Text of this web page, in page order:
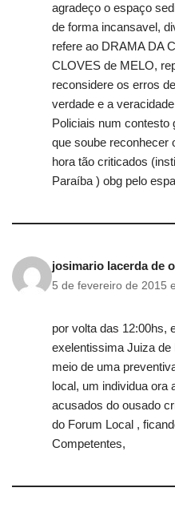
agradeço o espaço
de forma incansavel,
refere ao DRAMA DA
CLOVES de MELO,
reconsidere os erros
verdade e a
Policiais num contesto
que soube reconhecer
hora tão criticados
Paraíba ) obg pelo
josimario lacerda de
5 de fevereiro de 2015
por volta das 12:00hs,
exelentissima Juiza
meio de uma
local, um individua ora
acusados do ousado
do Forum Local ,
Competentes,